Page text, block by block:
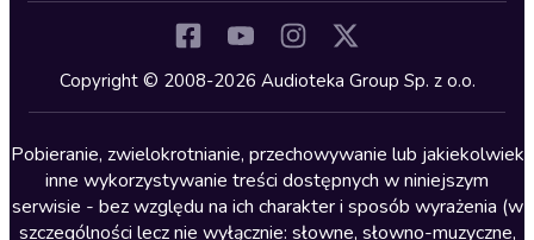
Kryminały
Lektury szkolne
Literatura anglojęzyczna
Literatura faktu
Copyright © 2008-2026 Audioteka Group Sp. z o.o.
Pobieranie, zwielokrotnianie, przechowywanie lub jakiekolwiek
inne wykorzystywanie treści dostępnych w niniejszym
serwisie - bez względu na ich charakter i sposób wyrażenia (w
szczególności lecz nie wyłącznie: słowne, słowno-muzyczne,